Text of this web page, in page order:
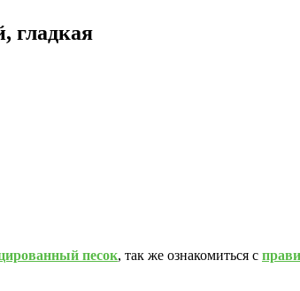
гладкая
песок, так же ознакомиться с